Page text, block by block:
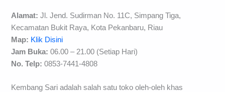
Alamat:Jl. Jend. Sudirman No. 11C, Simpang Tiga,
Kecamatan Bukit Raya, Kota Pekanbaru, Riau
Map: Klik Disini
Jam Buka:06.00 – 21.00 (Setiap Hari)
No. Telp:0853-7441-4808
Kembang Sari adalah salah satu toko oleh-oleh khas